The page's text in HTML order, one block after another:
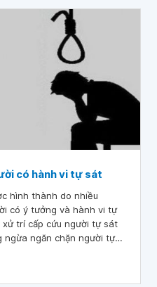
có hành vi tự sát
hình thành do nhiều
có ý tưởng và hành vi tự
trí cấp cứu người tự sát
ngăn chặn người tự